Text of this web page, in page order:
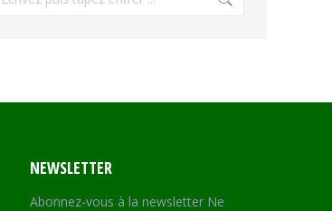
NEWSLETTER
Abonnez-vous à la newsletter Ne